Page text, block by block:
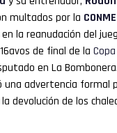
multados por la
la reanudación del
de final de la Copa
en La
una advertencia formal
devolución de los